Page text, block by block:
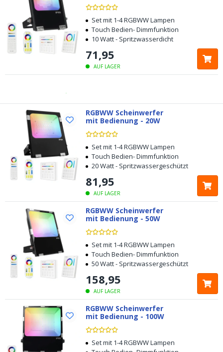
AUF LAGER
71,95
Set mit 1-4 RGBWW Lampen
Touch Bedien- Dimmfunktion
10 Watt - Spritzwasserdicht
Heute bestellt, amselben Tag verschickt
5 Jahre Garantie
Rücksendung innerhalb von 100 Tagen
Heute bestellt, amselben Tag verschickt
RGBWW Scheinwerfer
mit Bedienung - 20W
AUF LAGER
81,95
Set mit 1-4 RGBWW Lampen
Touch Bedien- Dimmfunktion
20 Watt - Spritzwassergeschützt
RGBWW Scheinwerfer
mit Bedienung - 50W
AUF LAGER
158,95
Set mit 1-4 RGBWW Lampen
Touch Bedien- Dimmfunktion
50 Watt - Spritzwassergeschützt
RGBWW Scheinwerfer
mit Bedienung - 100W
Set mit 1-4 RGBWW Lampen